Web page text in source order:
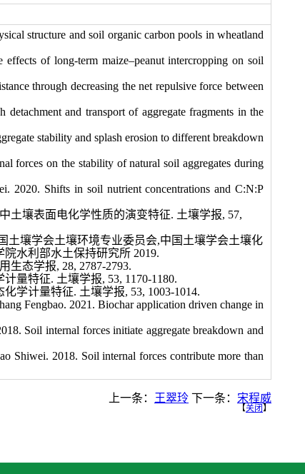
structure and soil organic carbon pools in wheatland
of long-term maize–peanut intercropping on soil
through decreasing the net repulsive force between
and transport of aggregate fragments in the
stability and splash erosion to different breakdown
forces on the stability of natural soil aggregates during
2020. Shifts in soil nutrient concentrations and C:N:P
土壤表面电化学性质的演变特征. 土壤学报, 57,
土壤学会土壤环境专业委员会,中国土壤学会土壤化
水利部水土保持研究所 2019.
生态学报, 28, 2787-2793.
计量特征. 土壤学报, 53, 1170-1180.
化学计量特征. 土壤学报, 53, 1003-1014.
Fengbao. 2021. Biochar application driven change in
Soil internal forces initiate aggregate breakdown and
Shiwei. 2018. Soil internal forces contribute more than
上一条： 王翠玲 下一条： 宋程威
【关闭】